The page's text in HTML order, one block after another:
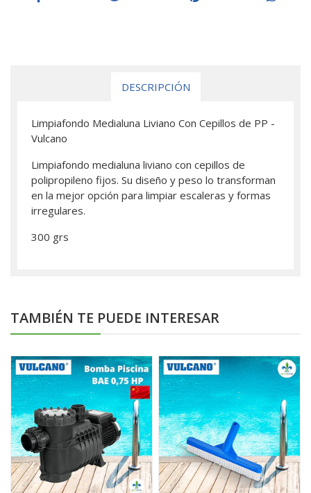
DESCRIPCIÓN
Limpiafondo Medialuna Liviano Con Cepillos de PP -
Vulcano
Limpiafondo medialuna liviano con cepillos de
polipropileno fijos. Su diseño y peso lo transforman
en la mejor opción para limpiar escaleras y formas
irregulares.
300 grs
TAMBIÉN TE PUEDE INTERESAR